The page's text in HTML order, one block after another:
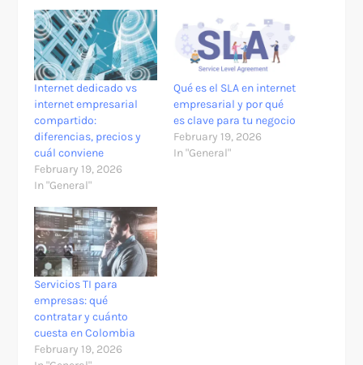
Internet dedicado vs
internet empresarial
compartido:
diferencias, precios y
cuál conviene
February 19, 2026
In "General"
Qué es el SLA en internet
empresarial y por qué
es clave para tu negocio
February 19, 2026
In "General"
Servicios TI para
empresas: qué
contratar y cuánto
cuesta en Colombia
February 19, 2026